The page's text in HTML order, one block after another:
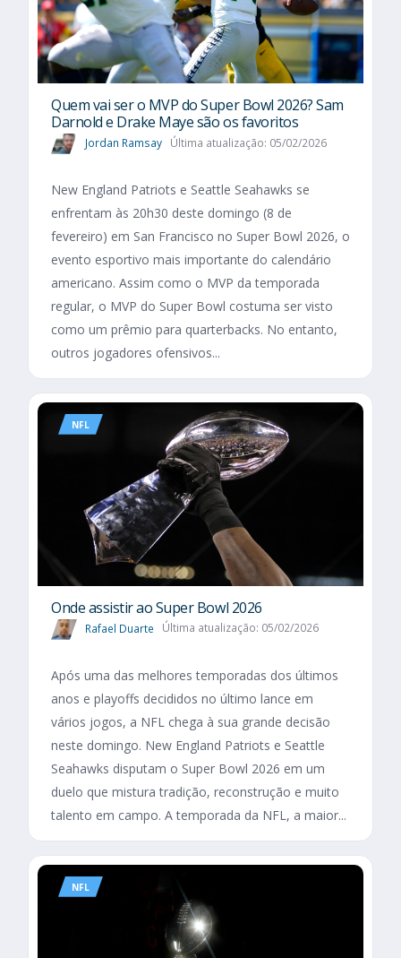
Quem vai ser o MVP do Super Bowl 2026? Sam
Darnold e Drake Maye são os favoritos
Jordan Ramsay Última atualização: 05/02/2026
New England Patriots e Seattle Seahawks se
enfrentam às 20h30 deste domingo (8 de
fevereiro) em San Francisco no Super Bowl 2026, o
evento esportivo mais importante do calendário
americano. Assim como o MVP da temporada
regular, o MVP do Super Bowl costuma ser visto
como um prêmio para quarterbacks. No entanto,
outros jogadores ofensivos...
NFL
Onde assistir ao Super Bowl 2026
Rafael Duarte Última atualização: 05/02/2026
Após uma das melhores temporadas dos últimos
anos e playoffs decididos no último lance em
vários jogos, a NFL chega à sua grande decisão
neste domingo. New England Patriots e Seattle
Seahawks disputam o Super Bowl 2026 em um
duelo que mistura tradição, reconstrução e muito
talento em campo. A temporada da NFL, a maior...
NFL